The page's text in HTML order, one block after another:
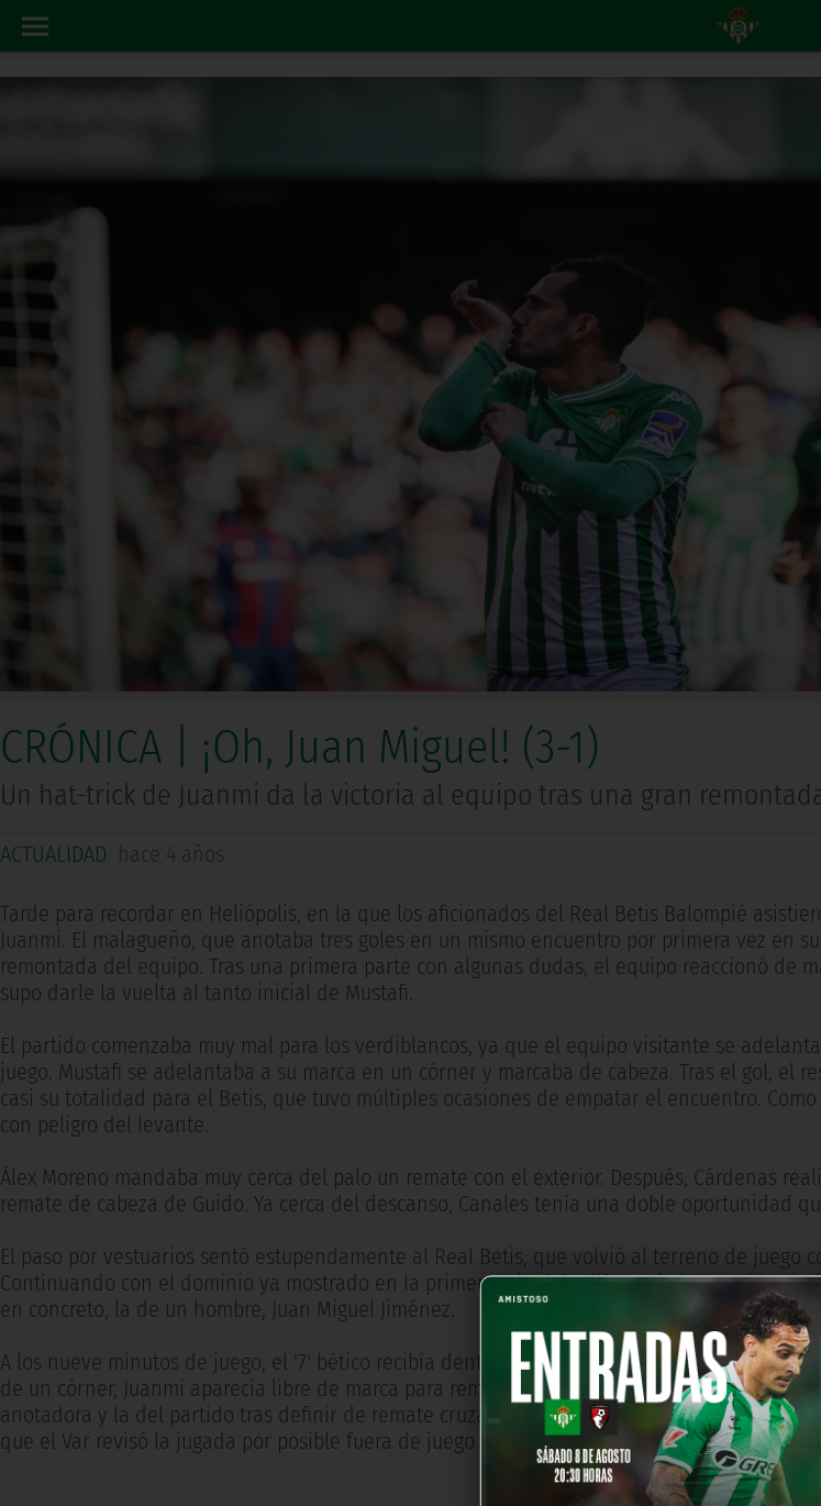
CRÓNICA | ¡Oh, Juan Miguel! (3-1)
Un hat-trick de Juanmi da la victoria al equipo tras una gran
ACTUALIDAD hace 4 años
Tarde para recordar en Heliópolis, en la que los aficionados del Real Betis Balompié
Juanmi. El malagueño, que anotaba tres goles en un mismo encuentro por primera vez en
remontada del equipo. Tras una primera parte con algunas dudas, el equipo reaccionó de
supo darle la vuelta al tanto inicial de Mustafi.
El partido comenzaba muy mal para los verdiblancos, ya que el equipo visitante se
juego. Mustafi se adelantaba a su marca en un córner y marcaba de cabeza. Tras el gol, el
casi su totalidad para el Betis, que tuvo múltiples ocasiones de empatar el encuentro.
con peligro del levante.
Álex Moreno mandaba muy cerca del palo un remate con el exterior. Después, Cárdenas
remate de cabeza de Guido. Ya cerca del descanso, Canales tenía una doble oportunidad
El paso por vestuarios sentó estupendamente al Real Betis, que volvió al terreno de juego
Continuando con el dominio ya mostrado en la primera mitad, la diferencia la marcó la
en concreto, la de un hombre, Juan Miguel Jiménez.
A los nueve minutos de juego, el '7' bético recibía dentro del área y anotaba de remate
de un córner, Juanmi aparecía libre de marca para remachar a la red. A diez minutos del
anotadora y la del partido tras definir de remate cruzado tras un pase genial de Fekir. Este
que el Var revisó la jugada por posible fuera de juego.